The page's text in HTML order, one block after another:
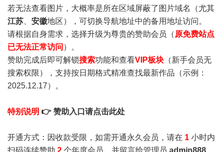
若无法查看图片，大概率是所在区域屏蔽了图片域名（尤其
江苏
安徽地区），可切换导航地址中的备用地址访问。
请根据自身需求，选择升级为尊贵的赞助会员（ 原免费站点
已无法正常访问 ）。
赞助完成后即可解锁搜索功能和查看VIP板块 （新手会员无
搜索权限），支持按日期格式精准查找最新作品（示例：
2025.12.17）。
特别说明 👉 赞助入口请点击此处
开通方式：因收款受限，如需开通永久会员，请在 1 小时内
扫码连续赞助 2 个年度会员，并留言给管理员 admin888